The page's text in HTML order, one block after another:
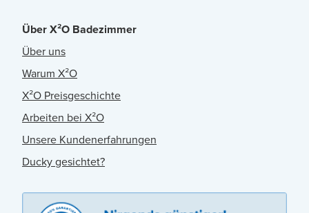
Über X²O Badezimmer
Über uns
Warum X²O
X²O Preisgeschichte
Arbeiten bei X²O
Unsere Kundenerfahrungen
Ducky gesichtet?